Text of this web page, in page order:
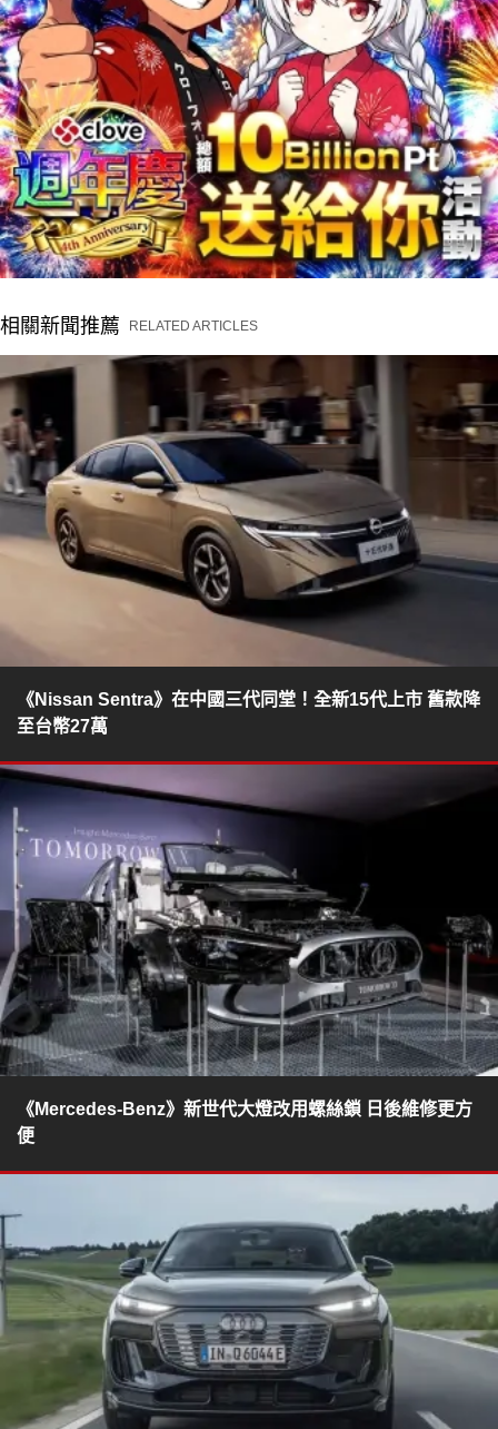
相關新聞推薦 RELATED ARTICLES
《Nissan Sentra》在中國三代同堂！全新15代上市 舊款降
至台幣27萬
《Mercedes‑Benz》新世代大燈改用螺絲鎖 日後維修更方
便